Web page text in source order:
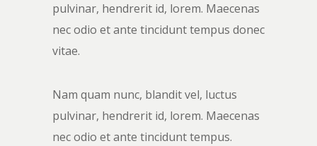
pulvinar, hendrerit id, lorem. Maecenas
nec odio et ante tincidunt tempus donec
vitae.
Nam quam nunc, blandit vel, luctus
pulvinar, hendrerit id, lorem. Maecenas
nec odio et ante tincidunt tempus.